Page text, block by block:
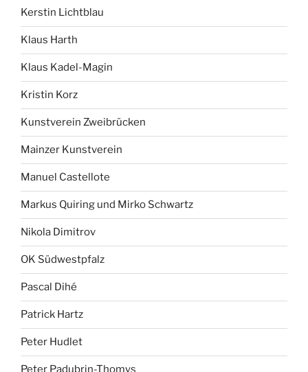
Kerstin Lichtblau
Klaus Harth
Klaus Kadel-Magin
Kristin Korz
Kunstverein Zweibrücken
Mainzer Kunstverein
Manuel Castellote
Markus Quiring und Mirko Schwartz
Nikola Dimitrov
OK Südwestpfalz
Pascal Dihé
Patrick Hartz
Peter Hudlet
Peter Padubrin-Thomys